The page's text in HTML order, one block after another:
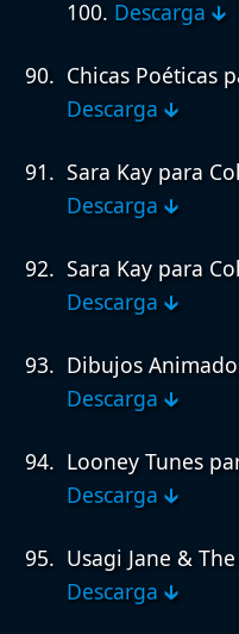
100. Descarga 🡳
Chicas Poéticas
Descarga 🡳
Sara Kay para
Descarga 🡳
Sara Kay para
Descarga 🡳
Dibujos
Descarga 🡳
Looney Tunes
Descarga 🡳
Usagi Jane &
Descarga 🡳